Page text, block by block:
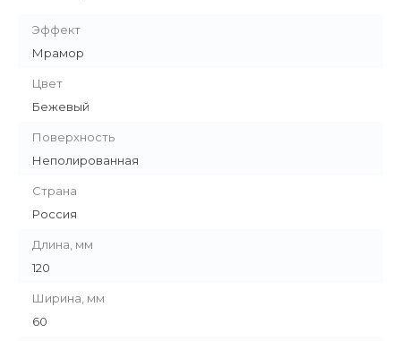
Эффект
Мрамор
Цвет
Бежевый
Поверхность
Неполированная
Страна
Россия
Длина, мм
120
Ширина, мм
60